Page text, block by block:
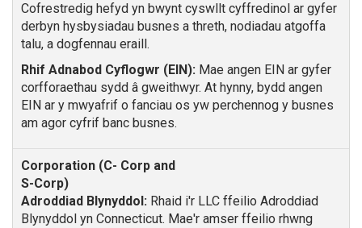
Cofrestredig hefyd yn bwynt cyswllt cyffredinol ar gyfer
derbyn hysbysiadau busnes a threth, nodiadau atgoffa
talu, a dogfennau eraill.
Rhif Adnabod Cyflogwr (EIN): Mae angen EIN ar gyfer
corfforaethau sydd â gweithwyr. At hynny, bydd angen
EIN ar y mwyafrif o fanciau os yw perchennog y busnes
am agor cyfrif banc busnes.
Adroddiad Blynyddol: Rhaid i'r LLC ffeilio Adroddiad
Blynyddol yn Connecticut. Mae'r amser ffeilio rhwng